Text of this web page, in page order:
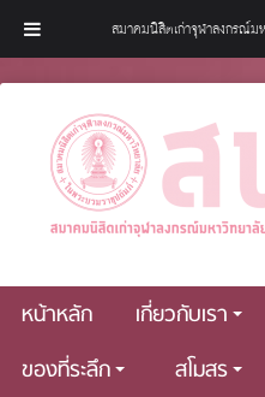
หน้าหลัก เกี่ยวกับเรา
ของที่ระลึก
สโมสร
สมาคมนิสิตเก่าจุฬาลงกรณ์ม